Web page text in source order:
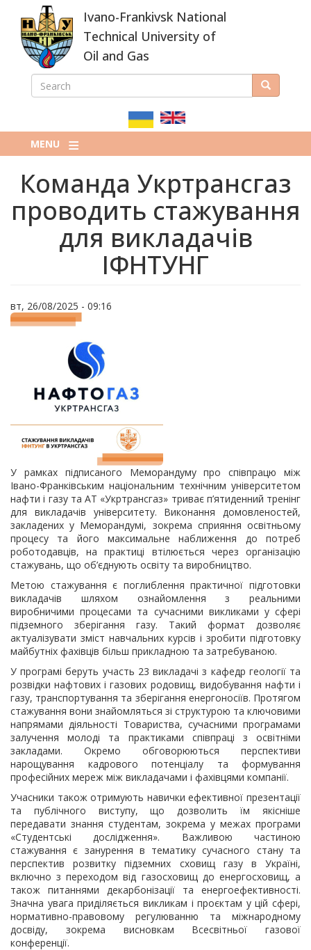
main
content
Ivano-Frankivsk National
Technical University of
Oil and Gas
ПОШУКОВА
SEARCH Search
MENU
Команда Укртрансгаз
проводить стажування
для викладачів
ІФНТУНГ
вт, 26/08/2025 - 09:16
У рамках підписаного Меморандуму про співпрацю між
Івано-Франківським національним технічним університетом
нафти і газу та АТ «Укртрансгаз» триває п’ятиденний тренінг
для викладачів університету. Виконання домовленостей,
закладених у Меморандумі, зокрема сприяння освітньому
процесу та його максимальне наближення до потреб
роботодавців, на практиці втілюється через організацію
стажувань, що об’єднують освіту та виробництво.
Метою стажування є поглиблення практичної підготовки
викладачів шляхом ознайомлення з реальними
виробничими процесами та сучасними викликами у сфері
підземного зберігання газу. Такий формат дозволяє
актуалізувати зміст навчальних курсів і зробити підготовку
майбутніх фахівців більш прикладною та затребуваною.
У програмі беруть участь 23 викладачі з кафедр геології та
розвідки нафтових і газових родовищ, видобування нафти і
газу, транспортування та зберігання енергоносіїв. Протягом
стажування вони знайомляться зі структурою та ключовими
напрямами діяльності Товариства, сучасними програмами
залучення молоді та практиками співпраці з освітніми
закладами. Окремо обговорюються перспективи
нарощування кадрового потенціалу та формування
професійних мереж між викладачами і фахівцями компанії.
Учасники також отримують навички ефективної презентації
та публічного виступу, що дозволить їм якісніше
передавати знання студентам, зокрема у межах програми
«Студентські дослідження». Важливою частиною
стажування є занурення в тематику сучасного стану та
перспектив розвитку підземних сховищ газу в Україні,
включно з переходом від газосховищ до енергосховищ, а
також питаннями декарбонізації та енергоефективності.
Значна увага приділяється викликам і проєктам у цій сфері,
нормативно-правовому регулюванню та міжнародному
досвіду, зокрема висновкам Всесвітньої газової
конференції.